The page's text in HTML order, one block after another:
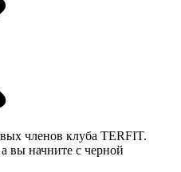
членов клуба TERFIT.
вы начните с черной